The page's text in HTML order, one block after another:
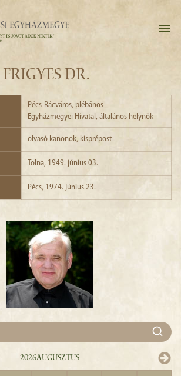
DR.
Pécs-Rácváros, plébános
Egyházmegyei Hivatal, általános helynök
olvasó kanonok, kisprépost
Tolna, 1949. június 03.
Pécs, 1974. június 23.
2026Augusztus